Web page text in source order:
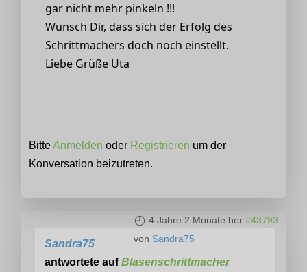
gar nicht mehr pinkeln !!!
Wünsch Dir, dass sich der Erfolg des
Schrittmachers doch noch einstellt.
Liebe Grüße Uta
BitteAnmelden oder Registrieren um der
Konversation beizutreten.
4 Jahre 2 Monate her #43793
von Sandra75
Sandra75
antwortete aufBlasenschrittmacher